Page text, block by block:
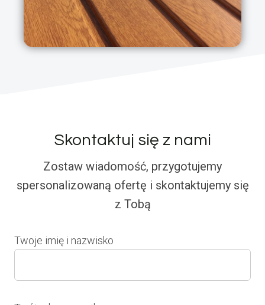
Skontaktuj się z nami
Zostaw wiadomość, przygotujemy
spersonalizowaną ofertę i skontaktujemy się
z Tobą
Twoje imię i nazwisko